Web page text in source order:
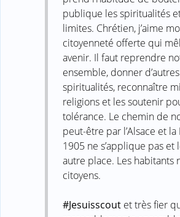
publique les spiritualités
limites. Chrétien, j’aime
citoyenneté offerte qui
avenir. Il faut reprendre
ensemble, donner
spiritualités, reconnaître
religions et les soutenir
tolérance. Le chemin de
peut-être par l’Alsace et
1905 ne s’applique pas et
autre place. Les habitants
citoyens.
#‎Jesuisscout et très fier